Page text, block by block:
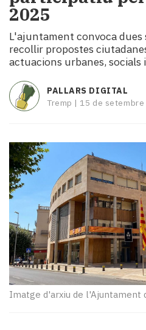
Economia
turisme
Cultura
Mai
tant!
TV
mitjans
El
temps
Reportatges
Entrevistes
Enquestes
A
escena!
Dis
la
teva!
Subscriptors
2025
L'ajuntament convoca dues
recollir propostes
actuacions urbanes,
PALLARS DIGITAL
Tremp | 15 de
Imatge d'arxiu de l'Ajuntament